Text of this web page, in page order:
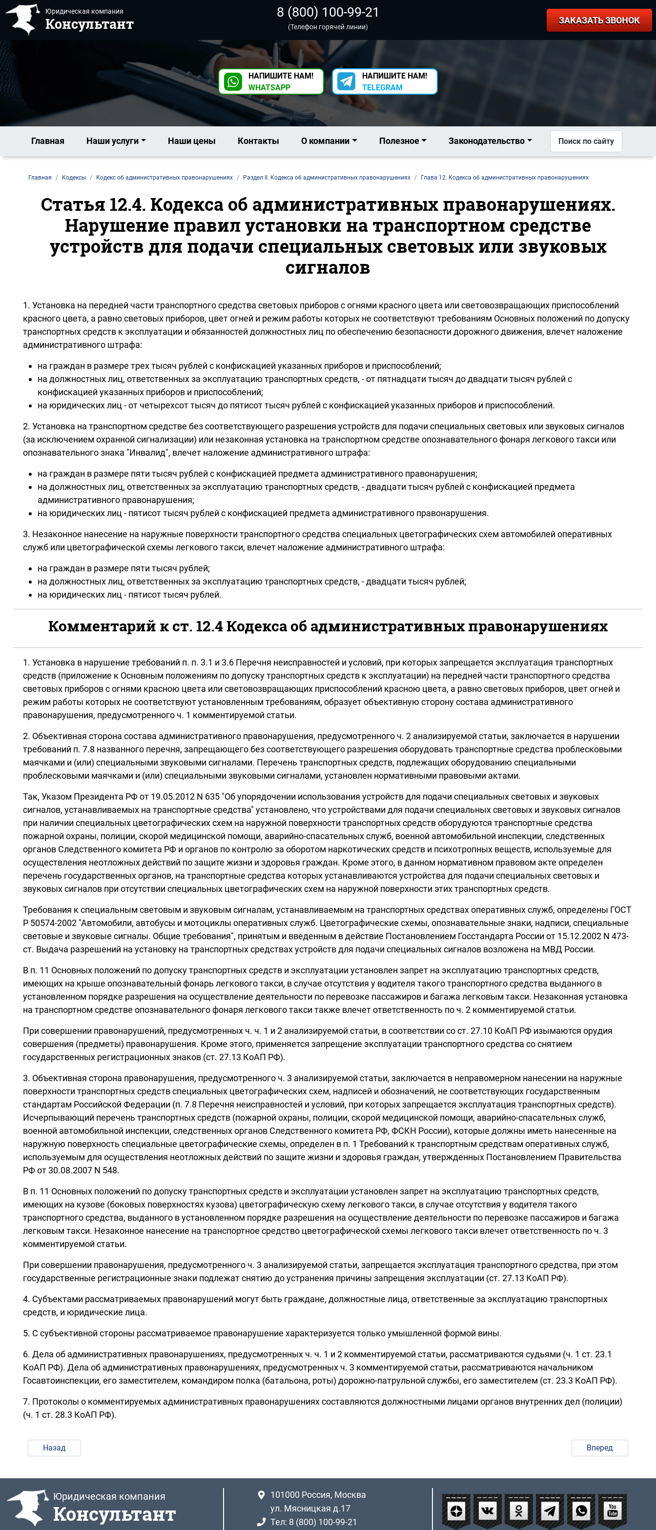
Юридическая компания
Консультант
8 (800) 100-99-21
(Телефон горячей линии)
ЗАКАЗАТЬ ЗВОНОК
НАПИШИТЕ НАМ!
WHATSAPP
НАПИШИТЕ НАМ!
TELEGRAM
Главная Наши услуги Наши цены Контакты О компании Полезное Законодательство Поиск по сайту
Главная Кодексы Кодекс об административных правонарушениях Раздел II. Кодекса об административных правонарушениях Глава 12. Кодекса об административных правонарушениях
Статья 12.4. Кодекса об административных правонарушениях.
Нарушение правил установки на транспортном средстве
устройств для подачи специальных световых или звуковых
сигналов
1. Установка на передней части транспортного средства световых приборов с огнями красного цвета или световозвращающих приспособлений
красного цвета, а равно световых приборов, цвет огней и режим работы которых не соответствуют требованиям Основных положений по допуску
транспортных средств к эксплуатации и обязанностей должностных лиц по обеспечению безопасности дорожного движения, влечет наложение
административного штрафа:
на граждан в размере трех тысяч рублей с конфискацией указанных приборов и приспособлений;
на должностных лиц, ответственных за эксплуатацию транспортных средств, - от пятнадцати тысяч до двадцати тысяч рублей с
конфискацией указанных приборов и приспособлений;
на юридических лиц - от четырехсот тысяч до пятисот тысяч рублей с конфискацией указанных приборов и приспособлений.
2. Установка на транспортном средстве без соответствующего разрешения устройств для подачи специальных световых или звуковых сигналов
(за исключением охранной сигнализации) или незаконная установка на транспортном средстве опознавательного фонаря легкового такси или
опознавательного знака "Инвалид", влечет наложение административного штрафа:
на граждан в размере пяти тысяч рублей с конфискацией предмета административного правонарушения;
на должностных лиц, ответственных за эксплуатацию транспортных средств, - двадцати тысяч рублей с конфискацией предмета
административного правонарушения;
на юридических лиц - пятисот тысяч рублей с конфискацией предмета административного правонарушения.
3. Незаконное нанесение на наружные поверхности транспортного средства специальных цветографических схем автомобилей оперативных
служб или цветографической схемы легкового такси, влечет наложение административного штрафа:
на граждан в размере пяти тысяч рублей;
на должностных лиц, ответственных за эксплуатацию транспортных средств, - двадцати тысяч рублей;
на юридических лиц - пятисот тысяч рублей.
Комментарий к ст. 12.4 Кодекса об административных правонарушениях
1. Установка в нарушение требований п. п. 3.1 и 3.6 Перечня неисправностей и условий, при которых запрещается эксплуатация транспортных
средств (приложение к Основным положениям по допуску транспортных средств к эксплуатации) на передней части транспортного средства
световых приборов с огнями красною цвета или световозвращающих приспособлений красною цвета, а равно световых приборов, цвет огней и
режим работы которых не соответствуют установленным требованиям, образует объективную сторону состава административного
правонарушения, предусмотренного ч. 1 комментируемой статьи.
2. Объективная сторона состава административного правонарушения, предусмотренного ч. 2 анализируемой статьи, заключается в нарушении
требований п. 7.8 названного перечня, запрещающего без соответствующего разрешения оборудовать транспортные средства проблесковыми
маячками и (или) специальными звуковыми сигналами. Перечень транспортных средств, подлежащих оборудованию специальными
проблесковыми маячками и (или) специальными звуковыми сигналами, установлен нормативными правовыми актами.
Так, Указом Президента РФ от 19.05.2012 N 635 "Об упорядочении использования устройств для подачи специальных световых и звуковых
сигналов, устанавливаемых на транспортные средства" установлено, что устройствами для подачи специальных световых и звуковых сигналов
при наличии специальных цветографических схем на наружной поверхности транспортных средств оборудуются транспортные средства
пожарной охраны, полиции, скорой медицинской помощи, аварийно-спасательных служб, военной автомобильной инспекции, следственных
органов Следственного комитета РФ и органов по контролю за оборотом наркотических средств и психотропных веществ, используемые для
осуществления неотложных действий по защите жизни и здоровья граждан. Кроме этого, в данном нормативном правовом акте определен
перечень государственных органов, на транспортные средства которых устанавливаются устройства для подачи специальных световых и
звуковых сигналов при отсутствии специальных цветографических схем на наружной поверхности этих транспортных средств.
Требования к специальным световым и звуковым сигналам, устанавливаемым на транспортных средствах оперативных служб, определены ГОСТ
Р 50574-2002 "Автомобили, автобусы и мотоциклы оперативных служб. Цветографические схемы, опознавательные знаки, надписи, специальные
световые и звуковые сигналы. Общие требования", принятым и введенным в действие Постановлением Госстандарта России от 15.12.2002 N 473-
ст. Выдача разрешений на установку на транспортных средствах устройств для подачи специальных сигналов возложена на МВД России.
В п. 11 Основных положений по допуску транспортных средств и эксплуатации установлен запрет на эксплуатацию транспортных средств,
имеющих на крыше опознавательный фонарь легкового такси, в случае отсутствия у водителя такого транспортного средства выданного в
установленном порядке разрешения на осуществление деятельности по перевозке пассажиров и багажа легковым такси. Незаконная установка
на транспортном средстве опознавательного фонаря легкового такси также влечет ответственность по ч. 2 комментируемой статьи.
При совершении правонарушений, предусмотренных ч. ч. 1 и 2 анализируемой статьи, в соответствии со ст. 27.10 КоАП РФ изымаются орудия
совершения (предметы) правонарушения. Кроме этого, применяется запрещение эксплуатации транспортного средства со снятием
государственных регистрационных знаков (ст. 27.13 КоАП РФ).
3. Объективная сторона правонарушения, предусмотренного ч. 3 анализируемой статьи, заключается в неправомерном нанесении на наружные
поверхности транспортных средств специальных цветографических схем, надписей и обозначений, не соответствующих государственным
стандартам Российской Федерации (п. 7.8 Перечня неисправностей и условий, при которых запрещается эксплуатация транспортных средств).
Исчерпывающий перечень транспортных средств (пожарной охраны, полиции, скорой медицинской помощи, аварийно-спасательных служб,
военной автомобильной инспекции, следственных органов Следственного комитета РФ, ФСКН России), которые должны иметь нанесенные на
наружную поверхность специальные цветографические схемы, определен в п. 1 Требований к транспортным средствам оперативных служб,
используемым для осуществления неотложных действий по защите жизни и здоровья граждан, утвержденных Постановлением Правительства
РФ от 30.08.2007 N 548.
В п. 11 Основных положений по допуску транспортных средств и эксплуатации установлен запрет на эксплуатацию транспортных средств,
имеющих на кузове (боковых поверхностях кузова) цветографическую схему легкового такси, в случае отсутствия у водителя такого
транспортного средства, выданного в установленном порядке разрешения на осуществление деятельности по перевозке пассажиров и багажа
легковым такси. Незаконное нанесение на транспортное средство цветографической схемы легкового такси влечет ответственность по ч. 3
комментируемой статьи.
При совершении правонарушения, предусмотренного ч. 3 анализируемой статьи, запрещается эксплуатация транспортного средства, при этом
государственные регистрационные знаки подлежат снятию до устранения причины запрещения эксплуатации (ст. 27.13 КоАП РФ).
4. Субъектами рассматриваемых правонарушений могут быть граждане, должностные лица, ответственные за эксплуатацию транспортных
средств, и юридические лица.
5. С субъективной стороны рассматриваемое правонарушение характеризуется только умышленной формой вины.
6. Дела об административных правонарушениях, предусмотренных ч. ч. 1 и 2 комментируемой статьи, рассматриваются судьями (ч. 1 ст. 23.1
КоАП РФ). Дела об административных правонарушениях, предусмотренных ч. 3 комментируемой статьи, рассматриваются начальником
Госавтоинспекции, его заместителем, командиром полка (батальона, роты) дорожно-патрульной службы, его заместителем (ст. 23.3 КоАП РФ).
7. Протоколы о комментируемых административных правонарушениях составляются должностными лицами органов внутренних дел (полиции)
(ч. 1 ст. 28.3 КоАП РФ).
Назад Вперед
Юридическая компания
Консультант
101000 Россия, Москва
ул. Мясницкая д.17
Тел: 8 (800) 100-99-21